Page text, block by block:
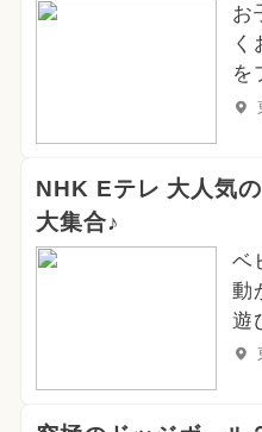
お
く
を
NHK Eテレ 大人気
大集合♪
ベ
動
遊